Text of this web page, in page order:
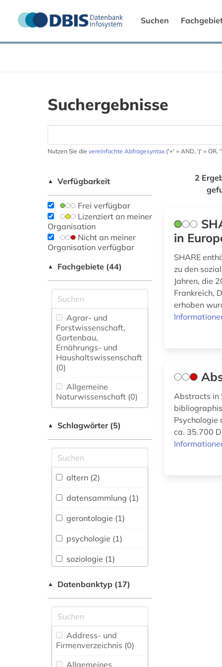
Suchen
Suchergebnisse
Nutzen Sie die vereinfachte Abfragesyntax ('+' = AND, '|' = OR,
▲ Verfügbarkeit
Frei verfügbar
Lizenziert an meiner
Organisation
Nicht an meiner
Organisation verfügbar
▲ Fachgebiete (44)
Agrar- und
Forstwissenschaft,
Gartenbau,
Ernährungs- und
Haushaltswissenschaft
(0)
Allgemeine
Naturwissenschaft (0)
fachübergreifende
Allgemeine und
vergleichende Sprach-
und
Literaturwissenschaft.
Indogermanistik.
Außereuropäische
Sprachen und
Literaturen (0)
Anglistik.
Amerikanistik (0)
Vermessungswesen (0)
Biologie,
Biotechnologie (0)
Buch- und
▲ Schlagwörter (5)
altern (2)
datensammlung (1)
gerontologie (1)
psychologie (1)
soziologie (1)
▲ Datenbanktyp (17)
Address- und
Firmenverzeichnis (0)
Allgemeines
2
in
SHARE
zu den
Jahren, die
Frankreich,
erhoben
Abstracts in
Psychologie
ca. 35.700